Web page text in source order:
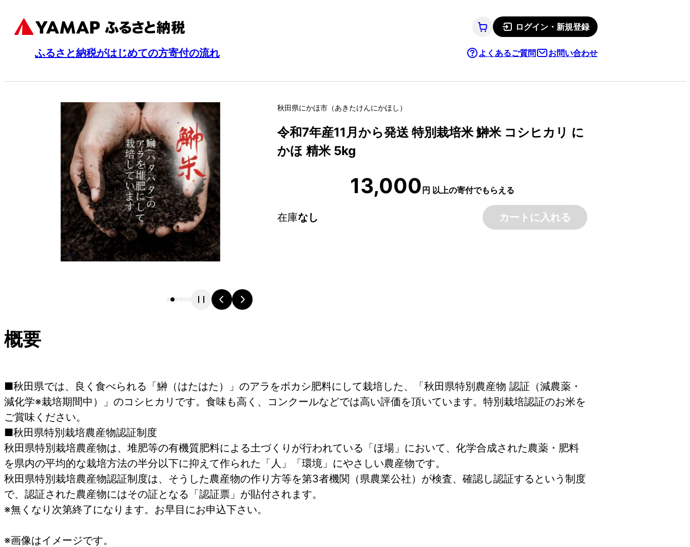
ログイン・新規登録
ふるさと納税がはじめての方寄付の流れ よくあるご質問 お問い合わせ
秋田県にかほ市 （あきたけんにかほし ）
令和7年産11月から発送 特別栽培米 鰰米 コシヒカリ に
かほ 精米 5kg
13,000円 以上の寄付でもらえる
在庫なし カートに入れる
概要
■秋田県では、良く食べられる「鰰（はたはた）」のアラをボカシ肥料にして栽培した、「秋田県特別農産物 認証（減農薬・
減化学※栽培期間中）」のコシヒカリです。食味も高く、コンクールなどでは高い評価を頂いています。特別栽培認証のお米を
ご賞味ください。
■秋田県特別栽培農産物認証制度
秋田県特別栽培農産物は、堆肥等の有機質肥料による土づくりが行われている「ほ場」において、化学合成された農薬・肥料
を県内の平均的な栽培方法の半分以下に抑えて作られた「人」「環境」にやさしい農産物です。
秋田県特別栽培農産物認証制度は、そうした農産物の作り方等を第3者機関（県農業公社）が検査、確認し認証するという制度
で、認証された農産物にはその証となる「認証票」が貼付されます。
※無くなり次第終了になります。お早目にお申込下さい。
※画像はイメージです。